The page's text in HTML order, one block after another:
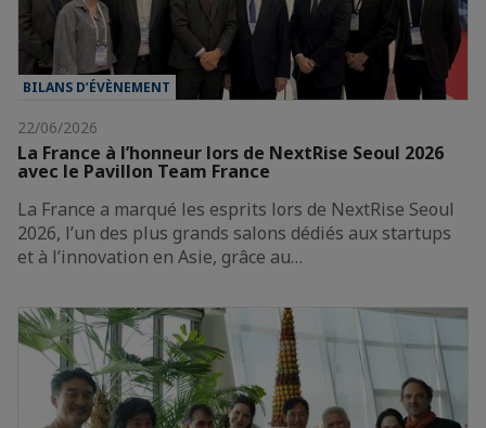
BILANS D’ÉVÈNEMENT
22/06/2026
La France à l’honneur lors de NextRise Seoul 2026
avec le Pavillon Team France
La France a marqué les esprits lors de NextRise Seoul
2026, l’un des plus grands salons dédiés aux startups
et à l’innovation en Asie, grâce au…